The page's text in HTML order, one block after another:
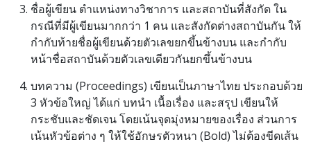
ชื่อผู้เขียน ตำแหน่งทางวิชาการ และสถาบันที่สังกัด ใน
กรณีที่มีผู้เขียนมากกว่า 1 คน และสังกัดต่างสถาบันกัน ให้
กำกับท้ายชื่อผู้เขียนด้วยตัวเลขยกขึ้นข้างบน และกำกับ
หน้าชื่อสถาบันด้วยตัวเลขเดียวกันยกขึ้นข้างบน
บทความ (Proceedings) เขียนเป็นภาษาไทย ประกอบด้วย
3 หัวข้อใหญ่ ได้แก่ บทนำ เนื้อเรื่อง และสรุป เขียนให้
กระชับและชัดเจน โดยเน้นจุดมุ่งหมายของเรื่อง ส่วนการ
เน้นหัวข้อต่าง ๆ ให้ใช้อักษรตัวหนา (Bold) ไม่ต้องขีดเส้น